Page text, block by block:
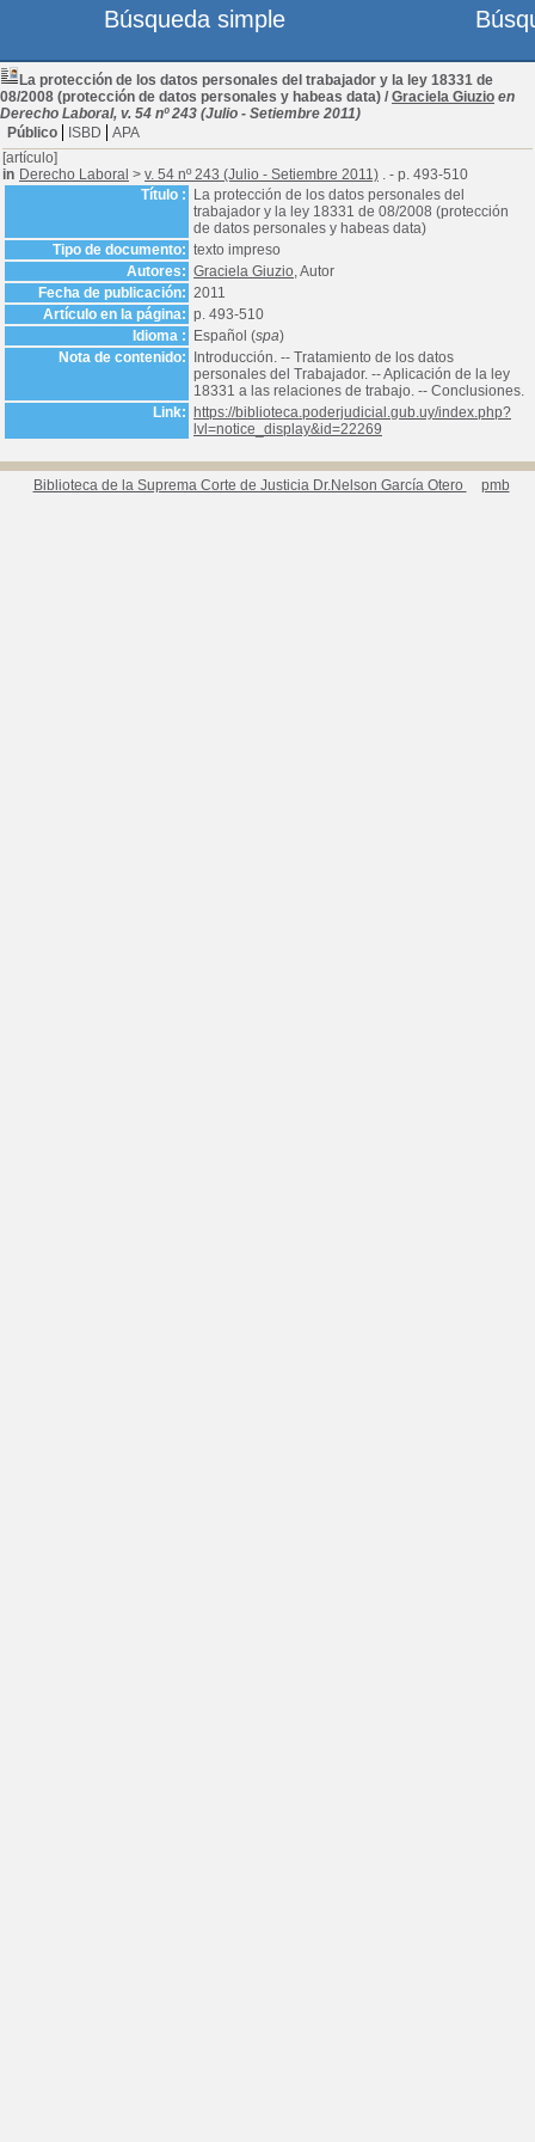
La protección de los datos personales del trabajador y la ley 18331 de
08/2008 (protección de datos personales y habeas data) / Graciela Giuzio en
Derecho Laboral, v. 54 nº 243 (Julio - Setiembre 2011)
Público
ISBD
APA
[artículo]
in Derecho Laboral > v. 54 nº 243 (Julio - Setiembre 2011) . - p. 493-510
Título :
La protección de los datos personales del
trabajador y la ley 18331 de 08/2008 (protección
de datos personales y habeas data)
Tipo de documento: texto impreso
Autores: Graciela Giuzio, Autor
Fecha de publicación: 2011
Artículo en la página: p. 493-510
Idioma :
Español (spa)
Nota de contenido:
Introducción. -- Tratamiento de los datos
personales del Trabajador. -- Aplicación de la ley
18331 a las relaciones de trabajo. -- Conclusiones.
Link:
https://biblioteca.poderjudicial.gub.uy/index.php?
lvl=notice_display&id=22269
Biblioteca de la Suprema Corte de Justicia Dr.Nelson García Otero pmb
Búsqueda simple